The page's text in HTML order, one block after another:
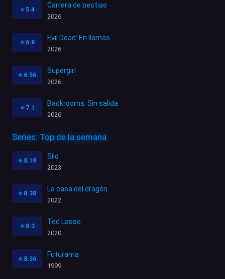
⭐ 5.4
Carrera de bestias
2026
⭐ 6.8
Evil Dead: En llamas
2026
⭐ 6.56
Supergirl
2026
⭐ 7.1
Backrooms: Sin salida
2026
Series: Top de la semana
⭐ 8.19
Silo
2023
⭐ 8.38
La casa del dragón
2022
⭐ 8.3
Ted Lasso
2020
⭐ 8.36
Futurama
1999